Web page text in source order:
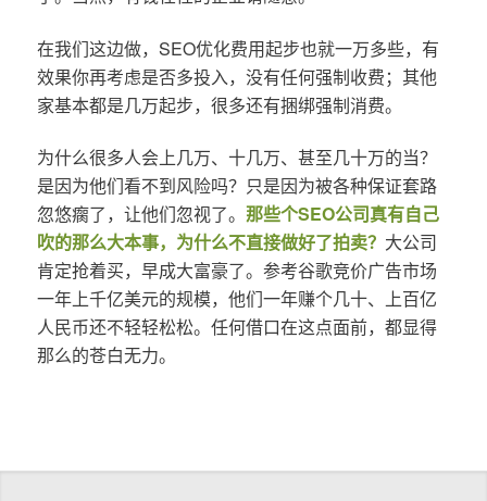
在我们这边做，SEO优化费用起步也就一万多些，有
效果你再考虑是否多投入，没有任何强制收费；其他
家基本都是几万起步，很多还有捆绑强制消费。
为什么很多人会上几万、十几万、甚至几十万的当？
是因为他们看不到风险吗？只是因为被各种保证套路
忽悠瘸了，让他们忽视了。 那些个SEO公司真有自己
吹的那么大本事，为什么不直接做好了拍卖？ 大公司
肯定抢着买，早成大富豪了。参考谷歌竞价广告市场
一年上千亿美元的规模，他们一年赚个几十、上百亿
人民币还不轻轻松松。任何借口在这点面前，都显得
那么的苍白无力。